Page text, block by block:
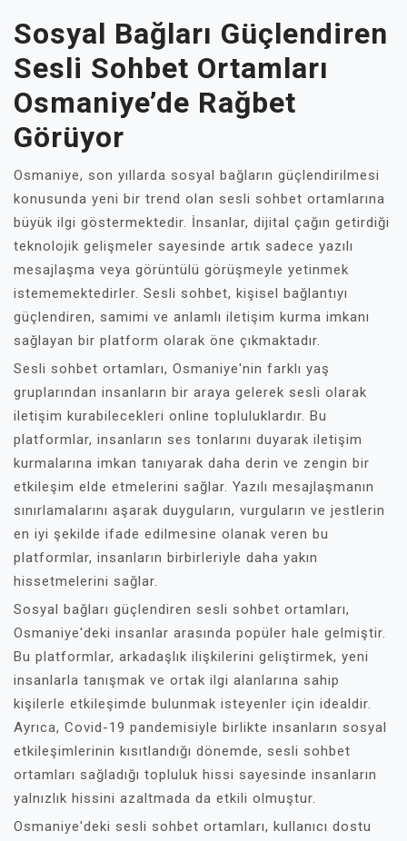
Sosyal Bağları Güçlendiren
Sesli Sohbet Ortamları
Osmaniye’de Rağbet
Görüyor
Osmaniye, son yıllarda sosyal bağların güçlendirilmesi
konusunda yeni bir trend olan sesli sohbet ortamlarına
büyük ilgi göstermektedir. İnsanlar, dijital çağın getirdiği
teknolojik gelişmeler sayesinde artık sadece yazılı
mesajlaşma veya görüntülü görüşmeyle yetinmek
istememektedirler. Sesli sohbet, kişisel bağlantıyı
güçlendiren, samimi ve anlamlı iletişim kurma imkanı
sağlayan bir platform olarak öne çıkmaktadır.
Sesli sohbet ortamları, Osmaniye'nin farklı yaş
gruplarından insanların bir araya gelerek sesli olarak
iletişim kurabilecekleri online topluluklardır. Bu
platformlar, insanların ses tonlarını duyarak iletişim
kurmalarına imkan tanıyarak daha derin ve zengin bir
etkileşim elde etmelerini sağlar. Yazılı mesajlaşmanın
sınırlamalarını aşarak duyguların, vurguların ve jestlerin
en iyi şekilde ifade edilmesine olanak veren bu
platformlar, insanların birbirleriyle daha yakın
hissetmelerini sağlar.
Sosyal bağları güçlendiren sesli sohbet ortamları,
Osmaniye'deki insanlar arasında popüler hale gelmiştir.
Bu platformlar, arkadaşlık ilişkilerini geliştirmek, yeni
insanlarla tanışmak ve ortak ilgi alanlarına sahip
kişilerle etkileşimde bulunmak isteyenler için idealdir.
Ayrıca, Covid-19 pandemisiyle birlikte insanların sosyal
etkileşimlerinin kısıtlandığı dönemde, sesli sohbet
ortamları sağladığı topluluk hissi sayesinde insanların
yalnızlık hissini azaltmada da etkili olmuştur.
Osmaniye'deki sesli sohbet ortamları, kullanıcı dostu